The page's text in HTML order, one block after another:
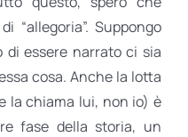
“allegoria”. Suppongo
essere narrato ci sia
cosa. Anche la lotta
la chiama lui, non io) è
fase della storia, un